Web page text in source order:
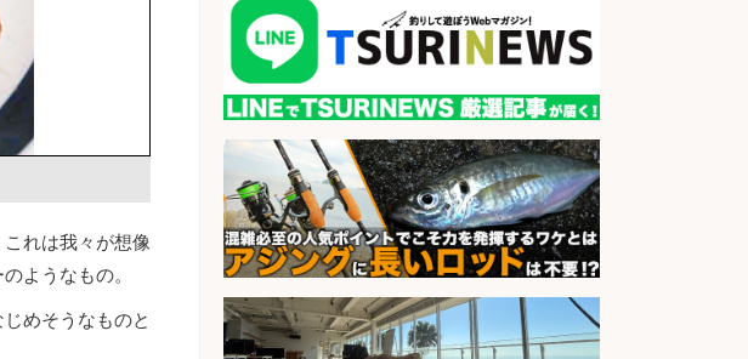
れは我々が想像
ようなもの。
めそうなものと